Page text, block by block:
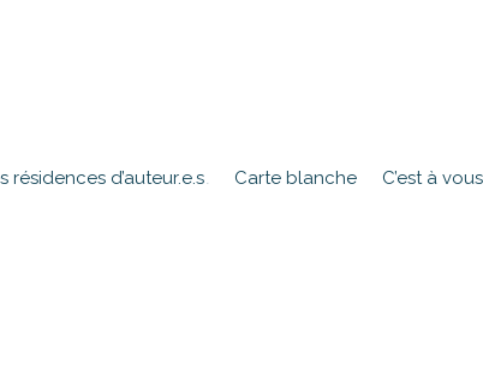
résidences d’auteur.e.s Carte blanche C’est à